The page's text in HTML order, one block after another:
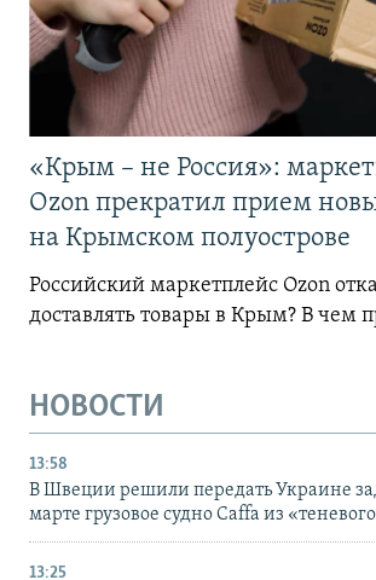
«Крым – не Россия»:
Ozon прекратил прием
на Крымском полуострове
Российский маркетплейс Ozon
доставлять товары в Крым? В чем
НОВОСТИ
13:58
В Швеции решили передать Украине
марте грузовое судно Caffa из
13:25